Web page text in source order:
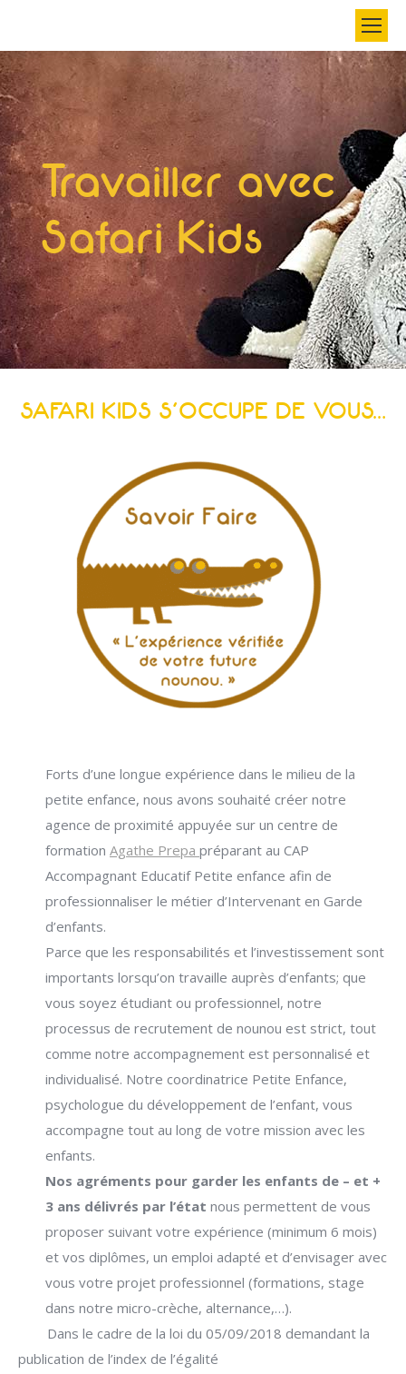
Search:
Travailler avec
Safari Kids
SAFARI KIDS S’OCCUPE DE VOUS…
Forts d’une longue expérience dans le milieu de la
petite enfance, nous avons souhaité créer notre
agence de proximité appuyée sur un centre de
formation Agathe Prepa préparant au CAP
Accompagnant Educatif Petite enfance afin de
professionnaliser le métier d’Intervenant en Garde
d’enfants.
Parce que les responsabilités et l’investissement sont
importants lorsqu’on travaille auprès d’enfants; que
vous soyez étudiant ou professionnel, notre
processus de recrutement de nounou est strict, tout
comme notre accompagnement est personnalisé et
individualisé. Notre coordinatrice Petite Enfance,
psychologue du développement de l’enfant, vous
accompagne tout au long de votre mission avec les
enfants.
Nos agréments pour garder les enfants de – et +
3 ans délivrés par l’état nous permettent de vous
proposer suivant votre expérience (minimum 6 mois)
et vos diplômes, un emploi adapté et d’envisager avec
vous votre projet professionnel (formations, stage
dans notre micro-crèche, alternance,…).
Dans le cadre de la loi du 05/09/2018 demandant la
publication de l’index de l’égalité